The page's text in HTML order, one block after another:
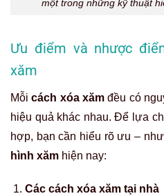
một trong những kỹ thuật
Ưu điểm và nhược
xăm
Mỗicách xóa xăm đều có
hiệu quả khác nhau. Để lựa
hợp, bạn cần hiểu rõ ưu –
hình xăm hiện nay:
Các cách xóa xăm tại nhà